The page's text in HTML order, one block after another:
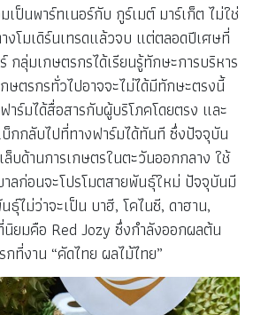
ป็นพาร์ทเนอร์กับ กูร์เมต์ มาร์เก็ต ไม่ใช่
งโมเดิร์นเทรดแล้วจบ แต่ตลอดปีเศษที่
กลุ่มเกษตรกรได้เรียนรู้ทักษะการบริหาร
ษตรกรทั่วไปอาจจะไม่ได้มีทักษะตรงนี้
ร์มได้สื่อสารกับผู้บริโภคโดยตรง และ
กกลับไปที่ทางฟาร์มได้ทันที ซึ่งปัจจุบัน
ด้านการเกษตรในตะวันออกกลาง ใช้
ลก่อนจะโปรโมตสายพันธุ์ใหม่ ปัจจุบันมี
ไม่ว่าจะเป็น บาฮี, โคไนซี, ดาฮาน,
ยมคือ Red Jozy ซึ่งกำลังออกผลต้น
ที่งาน “คัดไทย ผลไม้ไทย”